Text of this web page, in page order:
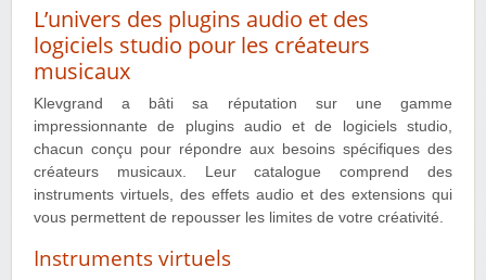
L’univers des plugins audio et des
logiciels studio pour les créateurs
musicaux
Klevgrand a bâti sa réputation sur une gamme
impressionnante de plugins audio et de logiciels studio,
chacun conçu pour répondre aux besoins spécifiques des
créateurs musicaux. Leur catalogue comprend des
instruments virtuels, des effets audio et des extensions qui
vous permettent de repousser les limites de votre créativité.
Instruments virtuels